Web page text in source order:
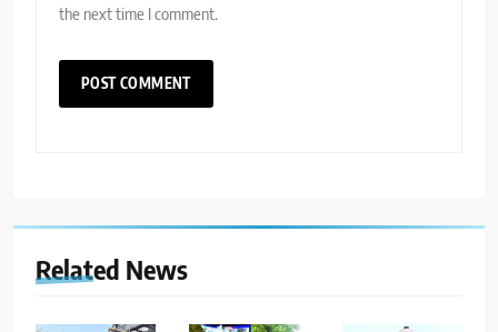
the next time I comment.
Related News